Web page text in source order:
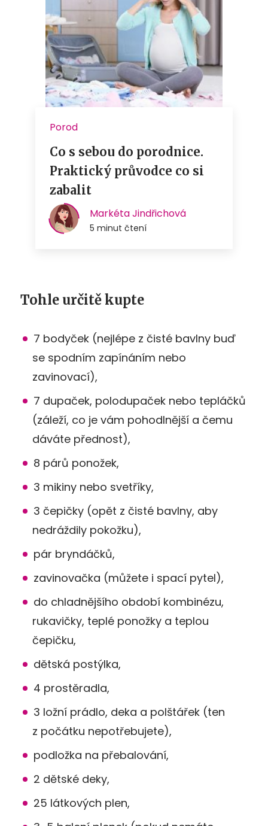
Tohle určitě kupte
7 bodyček (nejlépe z čisté bavlny buď
se spodním zapínáním nebo
zavinovací),
7 dupaček, polodupaček nebo tepláčků
(záleží, co je vám pohodlnější a čemu
dáváte přednost),
8 párů ponožek,
3 mikiny nebo svetříky,
3 čepičky (opět z čisté bavlny, aby
nedráždily pokožku),
pár bryndáčků,
zavinovačka (můžete i spací pytel),
do chladnějšího období kombinézu,
rukavičky, teplé ponožky a teplou
čepičku,
dětská postýlka,
4 prostěradla,
3 ložní prádlo, deka a polštářek (ten
z počátku nepotřebujete),
podložka na přebalování,
2 dětské deky,
25 látkových plen,